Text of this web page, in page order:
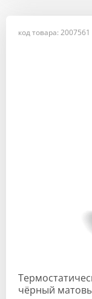
код товара: 2007561
чёрный